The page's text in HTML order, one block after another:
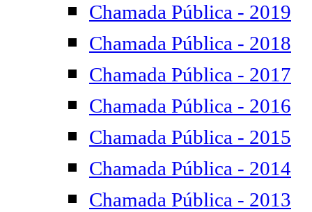
Chamada Pública - 2019
Chamada Pública - 2018
Chamada Pública - 2017
Chamada Pública - 2016
Chamada Pública - 2015
Chamada Pública - 2014
Chamada Pública - 2013